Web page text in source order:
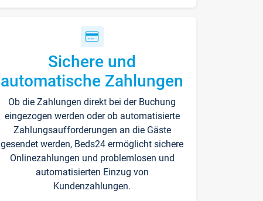
Sichere und
automatische Zahlungen
Ob die Zahlungen direkt bei der Buchung
eingezogen werden oder ob automatisierte
Zahlungsaufforderungen an die Gäste
gesendet werden, Beds24 ermöglicht sichere
Onlinezahlungen und problemlosen und
automatisierten Einzug von
Kundenzahlungen.